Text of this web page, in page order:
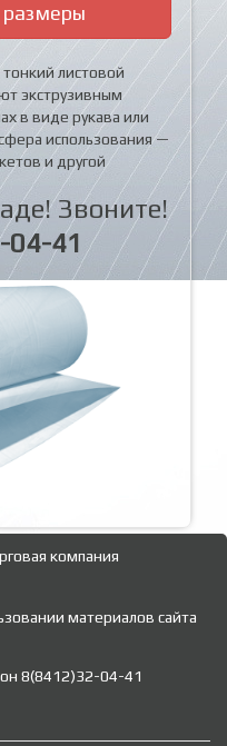
размеры
листовой
экструзивным
в виде рукава или
использования —
и другой
Звоните!
04-41
компания
материалов сайта
8(8412)32-04-41